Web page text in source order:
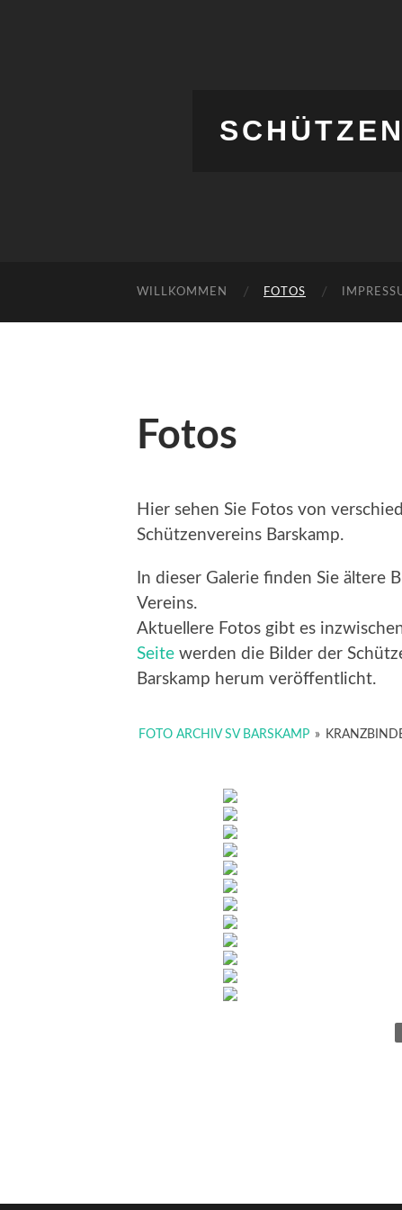
WILLKOMMEN FOTOS
Fotos
Hier sehen Sie Fotos von
Schützenvereins Barskamp.
In dieser Galerie finden Sie ältere
Vereins.
Aktuellere Fotos gibt es
Seite werden die Bilder der
Barskamp herum veröffentlicht.
FOTO ARCHIV SV BARSKAMP »